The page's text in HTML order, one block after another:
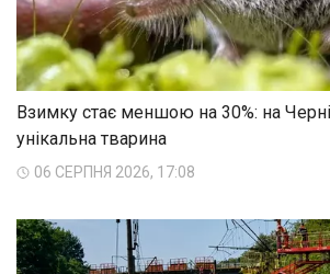
Взимку стає меншою на 30%: на
унікальна тварина
06 СЕРПНЯ 2026, 17:08